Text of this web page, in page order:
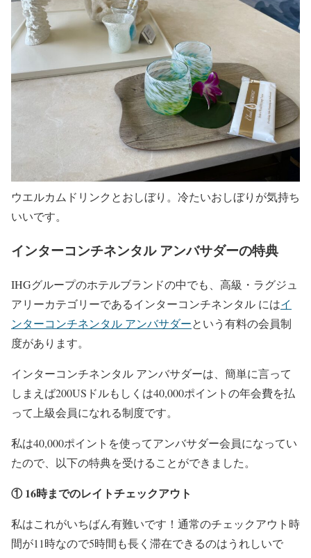
ウエルカムドリンクとおしぼり。冷たいおしぼりが気持ち
いいです。
インターコンチネンタル アンバサダーの特典
IHGグループのホテルブランドの中でも、高級・ラグジュ
アリーカテゴリーであるインターコンチネンタル にはイ
ンターコンチネンタル アンバサダーという有料の会員制
度があります。
インターコンチネンタル アンバサダーは、簡単に言って
しまえば200USドルもしくは40,000ポイントの年会費を払
って上級会員になれる制度です。
私は40,000ポイントを使ってアンバサダー会員になってい
たので、以下の特典を受けることができました。
① 16時までのレイトチェックアウト
私はこれがいちばん有難いです！通常のチェックアウト時
間が11時なので5時間も長く滞在できるのはうれしいで